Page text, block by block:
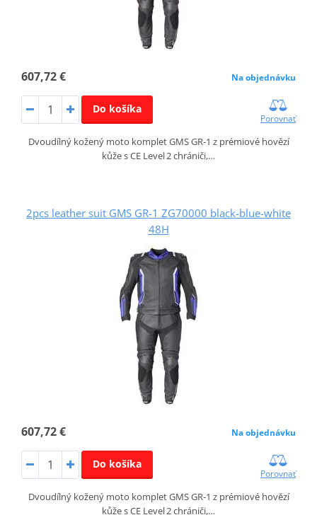
607,72 € Na objednávku
Do košíka
Porovnať
Dvoudílný kožený moto komplet GMS GR‑1 z prémiové hovězí
kůže s CE Level 2 chrániči,…
2pcs leather suit GMS GR-1 ZG70000 black-blue-white
48H
607,72 € Na objednávku
Do košíka
Porovnať
Dvoudílný kožený moto komplet GMS GR‑1 z prémiové hovězí
kůže s CE Level 2 chrániči,…